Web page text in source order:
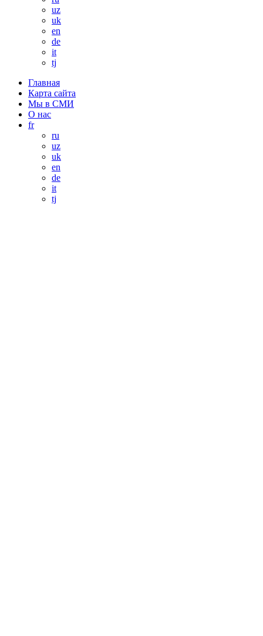
uz
uk
en
de
it
tj
Главная
Карта сайта
Мы в СМИ
О нас
fr
ru
uz
uk
en
de
it
tj